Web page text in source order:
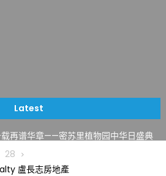
Latest
Statler)与钢琴家Darek演绎一场古筝
再谱华章——密苏里植物园中华日盛典
日龙舟体验日 邀请各界亲身体验划行乐
28
盧長志房地產